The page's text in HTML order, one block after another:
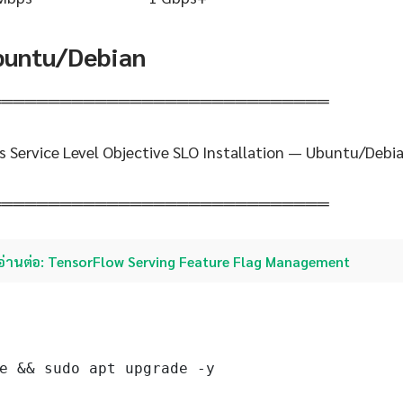
Debian
Service Level Objective SLO Installation — Ubuntu/
านต่อ: TensorFlow Serving Feature Flag Management
&& sudo apt upgrade -y